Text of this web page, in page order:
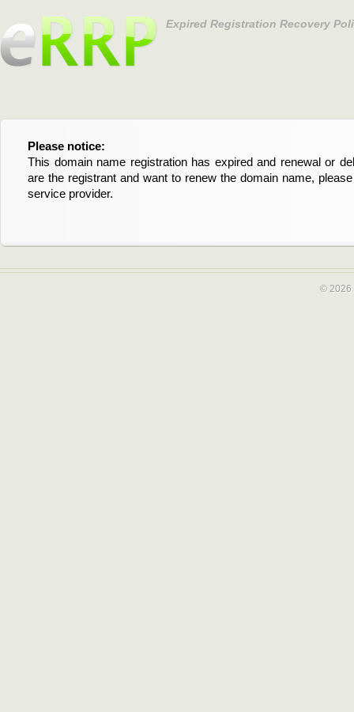
Expired Registration Recovery
Please notice:
This domain name registration has expired and renewal or
are the registrant and want to renew the domain name,
service provider.
Bitte beachten Sie:
Diese Domainregistrierung ist abgelaufen und die
Domain stehen an. Wenn Sie der Registrant sind und
verlängern möchten, kontaktieren Sie bitte Ihren Service-
© 2026